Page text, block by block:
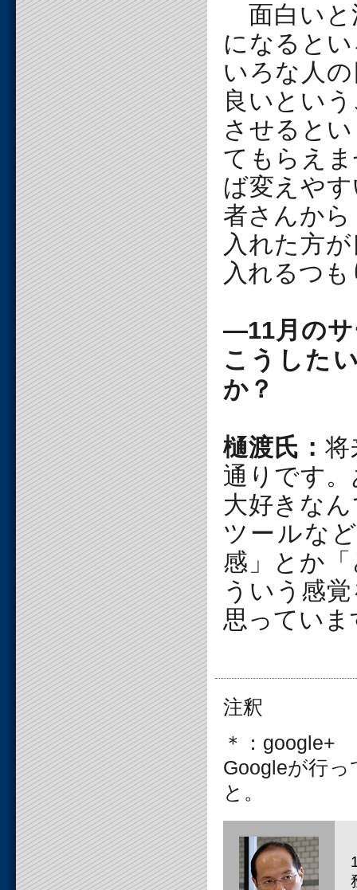
面白いと
になると
いろな人
良いとい
させると
てもらえ
ば変えや
者さんか
入れた方
入れるつ
―11月のサ
こうした
か？
樋渡氏： 将
通りです
大好きな
ツールな
感」とか
ういう感
思っていま
注釈
＊：google+
Googleが行
と。